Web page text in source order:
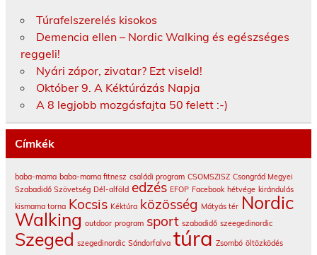
Túrafelszerelés kisokos
Demencia ellen – Nordic Walking és egészséges
reggeli!
Nyári zápor, zivatar? Ezt viseld!
Október 9. A Kéktúrázás Napja
A 8 legjobb mozgásfajta 50 felett :-)
Címkék
baba-mama baba-mama fitnesz családi program CSOMSZISZ Csongrád Megyei
Szabadidő Szövetség Dél-alföld edzés EFOP Facebook hétvége kirándulás
kismama torna Kocsis Kéktúra közösség Mátyás tér Nordic
Walking outdoor program sport szabadidő szeegedinordic
Szeged szegedinordic Sándorfalva túra Zsombó öltözködés